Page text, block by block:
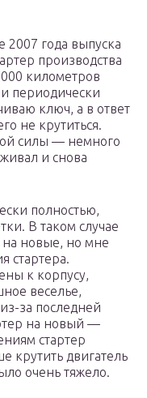
2007 года выпуска
производства
километров
периодически
ключ, а в ответ
не крутиться.
силы — немного
и снова
полностью,
В таком случае
на новые, но мне
стартера.
к корпусу,
веселье,
за последней
на новый —
стартер
крутить двигатель
очень тяжело.